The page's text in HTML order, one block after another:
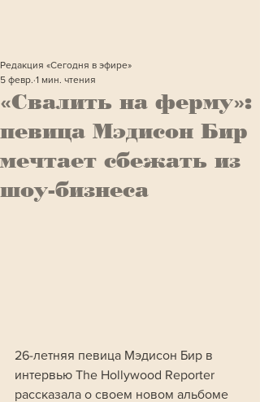
«Свалить на ферму»:
певица Мэдисон Бир
мечтает сбежать из
шоу-бизнеса
Редакция «Сегодня в эфире»
5 февр. 1 мин. чтения
26-летняя певица Мэдисон Бир в
интервью The Hollywood Reporter
рассказала о своем новом альбоме